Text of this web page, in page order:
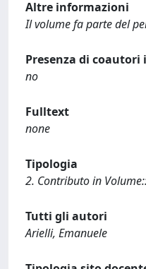
Altre informazioni
Il volume fa parte del
Presenza di
no
Fulltext
none
Tipologia
2. Contributo in
Tutti gli autori
Arielli, Emanuele